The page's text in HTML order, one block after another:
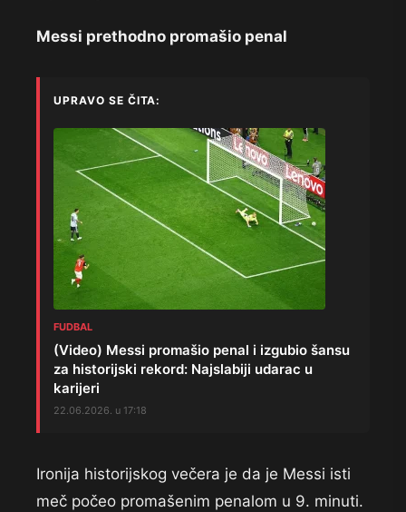
Messi prethodno promašio penal
UPRAVO SE ČITA:
FUDBAL
(Video) Messi promašio penal i izgubio šansu
za historijski rekord: Najslabiji udarac u
karijeri
22.06.2026. u 17:18
Ironija historijskog večera je da je Messi isti
meč počeo promašenim penalom u 9. minuti.